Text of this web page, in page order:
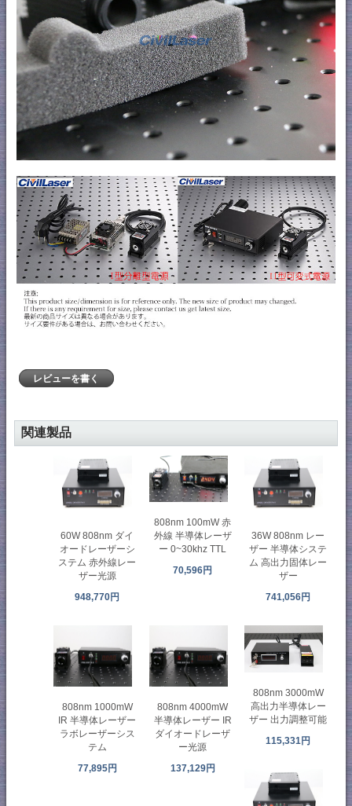
レビューを書く
関連製品
60W 808nm ダイ
オードレーザーシ
ステム 赤外線レー
ザー光源
948,770円
808nm 100mW 赤
外線 半導体レーザ
ー 0~30khz TTL
70,596円
36W 808nm レー
ザー 半導体システ
ム 高出力固体レー
ザー
741,056円
808nm 1000mW
IR 半導体レーザー
ラボレーザーシス
テム
77,895円
808nm 4000mW
半導体レーザー IR
ダイオードレーザ
ー光源
137,129円
808nm 3000mW
高出力半導体レー
ザー 出力調整可能
115,331円